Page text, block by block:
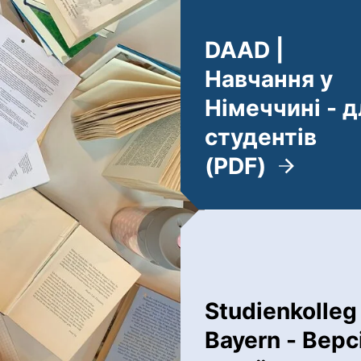
DAAD |
Навчання у
Німеччині -
студентів
(PDF)
Studienkolleg
Bayern -